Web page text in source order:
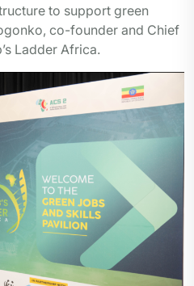
to support green
co-founder and Chief
Ladder Africa.